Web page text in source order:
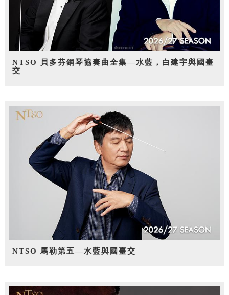
NTSO 貝多芬鋼琴協奏曲全集—水藍，白建宇與國臺
交
NTSO 馬勒第五—水藍與國臺交